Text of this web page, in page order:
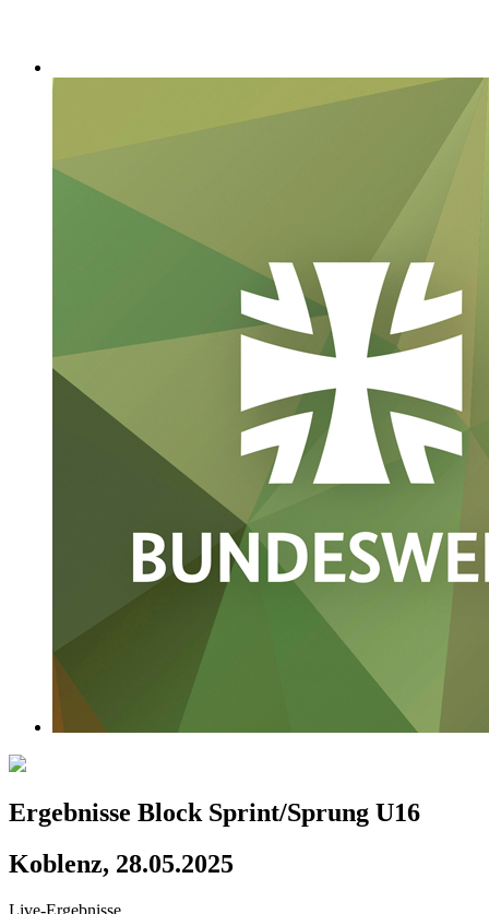
Ergebnisse Block Sprint/Sprung U16
Koblenz, 28.05.2025
Live-Ergebnisse